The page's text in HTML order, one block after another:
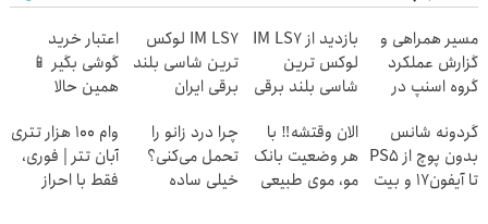
مسیر همراهی و
گزارش عملکرد
گروه اسنپ در
بازدید از IM LS7
لوکس ترین
شاسی بلند برقی
انقلاب
IM LS7 لوکس
ترین شاسی بلند
برقی ایران
اعتبار خرید
گوشی بگیر 📱
همین حالا
بده 🎯
گردونه شانس
بدون پوچ از PS5
تا آیفون17 و بیت
الان وقتشه‼️ با
هر وضعیت بانک
مو، موی طبیعی
چرا درد زانو را
تحمل می‌کنی؟
خیلی ساده
وام 100 هزار تتری
آبان تتر | فوری،
فقط با احراز